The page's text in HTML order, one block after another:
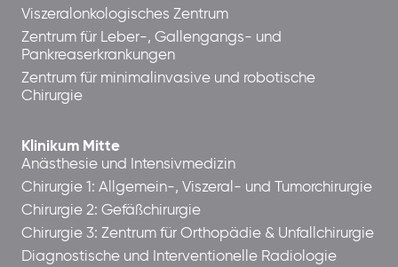
Viszeralonkologisches Zentrum
Zentrum für Leber-, Gallengangs- und
Pankreaserkrankungen
Zentrum für minimalinvasive und robotische
Chirurgie
Klinikum Mitte
Anästhesie und Intensivmedizin
Chirurgie 1: Allgemein-, Viszeral- und Tumorchirurgie
Chirurgie 2: Gefäßchirurgie
Chirurgie 3: Zentrum für Orthopädie & Unfallchirurgie
Diagnostische und Interventionelle Radiologie